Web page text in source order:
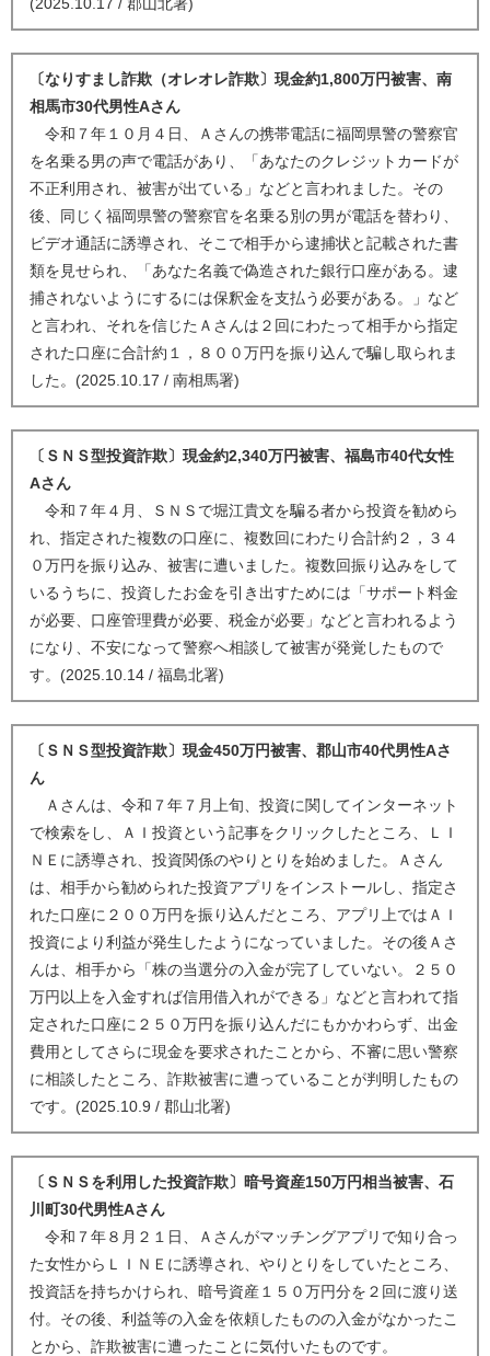
〔なりすまし詐欺（オレオレ詐欺〕現金約1,800万円被害、南
相馬市30代男性Aさん
令和７年１０月４日、Ａさんの携帯電話に福岡県警の警察官
を名乗る男の声で電話があり、「あなたのクレジットカードが
不正利用され、被害が出ている」などと言われました。その
後、同じく福岡県警の警察官を名乗る別の男が電話を替わり、
ビデオ通話に誘導され、そこで相手から逮捕状と記載された書
類を見せられ、「あなた名義で偽造された銀行口座がある。逮
捕されないようにするには保釈金を支払う必要がある。」など
と言われ、それを信じたＡさんは２回にわたって相手から指定
された口座に合計約１，８００万円を振り込んで騙し取られま
した。(2025.10.17 / 南相馬署)
〔ＳＮＳ型投資詐欺〕現金約2,340万円被害、福島市40代女性
Aさん
令和７年４月、ＳＮＳで堀江貴文を騙る者から投資を勧めら
れ、指定された複数の口座に、複数回にわたり合計約２，３４
０万円を振り込み、被害に遭いました。複数回振り込みをして
いるうちに、投資したお金を引き出すためには「サポート料金
が必要、口座管理費が必要、税金が必要」などと言われるよう
になり、不安になって警察へ相談して被害が発覚したもので
す。(2025.10.14 / 福島北署)
〔ＳＮＳ型投資詐欺〕現金450万円被害、郡山市40代男性Aさ
ん
Ａさんは、令和７年７月上旬、投資に関してインターネット
で検索をし、ＡＩ投資という記事をクリックしたところ、ＬＩ
ＮＥに誘導され、投資関係のやりとりを始めました。Ａさん
は、相手から勧められた投資アプリをインストールし、指定さ
れた口座に２００万円を振り込んだところ、アプリ上ではＡＩ
投資により利益が発生したようになっていました。その後Ａさ
んは、相手から「株の当選分の入金が完了していない。２５０
万円以上を入金すれば信用借入れができる」などと言われて指
定された口座に２５０万円を振り込んだにもかかわらず、出金
費用としてさらに現金を要求されたことから、不審に思い警察
に相談したところ、詐欺被害に遭っていることが判明したもの
です。(2025.10.9 / 郡山北署)
〔ＳＮＳを利用した投資詐欺〕暗号資産150万円相当被害、石
川町30代男性Aさん
令和７年８月２１日、Ａさんがマッチングアプリで知り合っ
た女性からＬＩＮＥに誘導され、やりとりをしていたところ、
投資話を持ちかけられ、暗号資産１５０万円分を２回に渡り送
付。その後、利益等の入金を依頼したものの入金がなかったこ
とから、詐欺被害に遭ったことに気付いたものです。